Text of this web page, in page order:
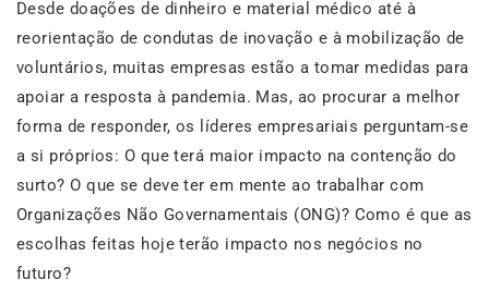
Desde doações de dinheiro e material médico até à
reorientação de condutas de inovação e à mobilização de
voluntários, muitas empresas estão a tomar medidas para
apoiar a resposta à pandemia. Mas, ao procurar a melhor
forma de responder, os líderes empresariais perguntam-se
a si próprios: O que terá maior impacto na contenção do
surto? O que se deve ter em mente ao trabalhar com
Organizações Não Governamentais (ONG)? Como é que as
escolhas feitas hoje terão impacto nos negócios no
futuro?